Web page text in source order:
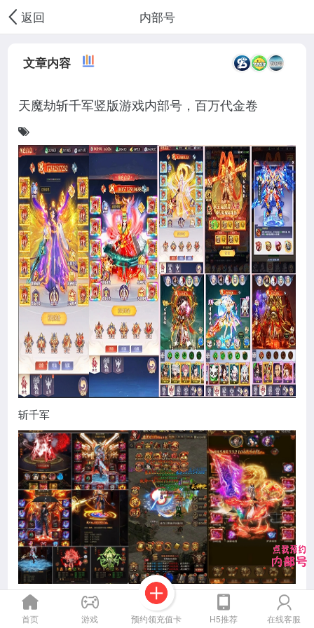
返回 内部号
首页 游戏 预约领充值卡 H5推荐 在线客服
文章内容
天魔劫斩千军竖版游戏内部号，百万代金卷
斩千军